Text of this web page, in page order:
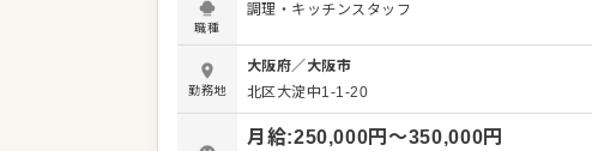
ー、宴会での調理、盛り付けまで、キッチン業務全
理の味だけでなく、見た目の美しさも追求してくだ
さい。 ウェスティンホテルが定める厳しい衛生基
準に基づき、品質チェックを徹底。チームで協働し
ながら、お客様に最高の「食」体験を提供します。
＜おすすめポイント＞ ウェスティンホテルという
職種
調理・キッチンスタッフ
勤務地
大阪府／ 大阪市
北区大淀中1-1-20
月給:250,000円〜350,000円